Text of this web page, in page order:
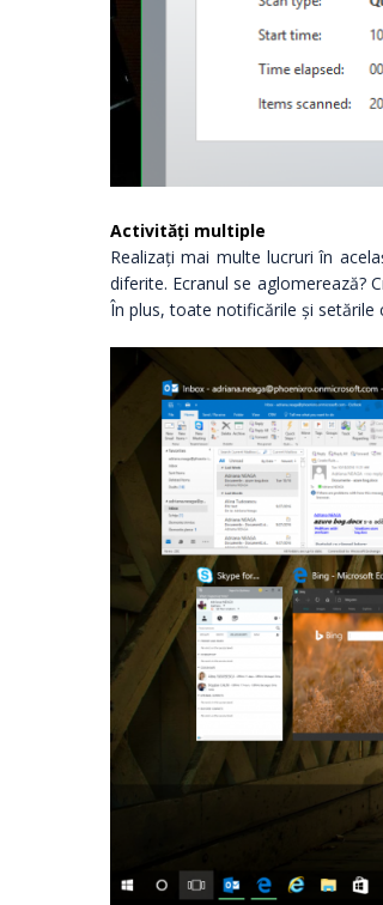
Activități multiple
Realizați mai multe lucruri în
diferite. Ecranul se aglomerează?
În plus, toate notificările și setările